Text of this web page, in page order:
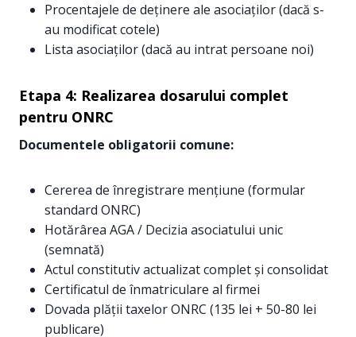
Procentajele de deținere ale asociaților (dacă s-
au modificat cotele)
Lista asociaților (dacă au intrat persoane noi)
Etapa 4: Realizarea dosarului complet
pentru ONRC
Documentele obligatorii comune:
Cererea de înregistrare mențiune (formular
standard ONRC)
Hotărârea AGA / Decizia asociatului unic
(semnată)
Actul constitutiv actualizat complet și consolidat
Certificatul de înmatriculare al firmei
Dovada plății taxelor ONRC (135 lei + 50-80 lei
publicare)